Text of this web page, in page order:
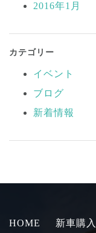
2016年1月
カテゴリー
イベント
ブログ
新着情報
HOME 新車購入